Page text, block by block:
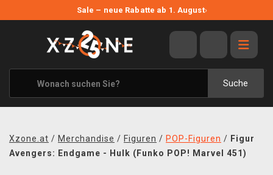
Sale – neue Rabatte ab 1. August›
Suche
ANGEBOTE
ALLE MARKEN
XZONE ORIGINALS
KLEIDUNG & ACCESSOIRES
BÜCHER & COMICS
Xzone.at / Merchandise / Figuren / POP-Figuren / Figur
Avengers: Endgame - Hulk (Funko POP! Marvel 451)